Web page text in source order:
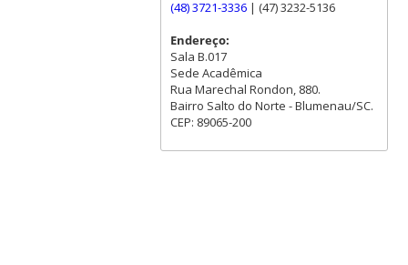
(48) 3721-3336| (47) 3232-5136
Endereço:
Sala B.017
Sede Acadêmica
Rua Marechal Rondon, 880.
Bairro Salto do Norte - Blumenau/SC.
CEP: 89065-200